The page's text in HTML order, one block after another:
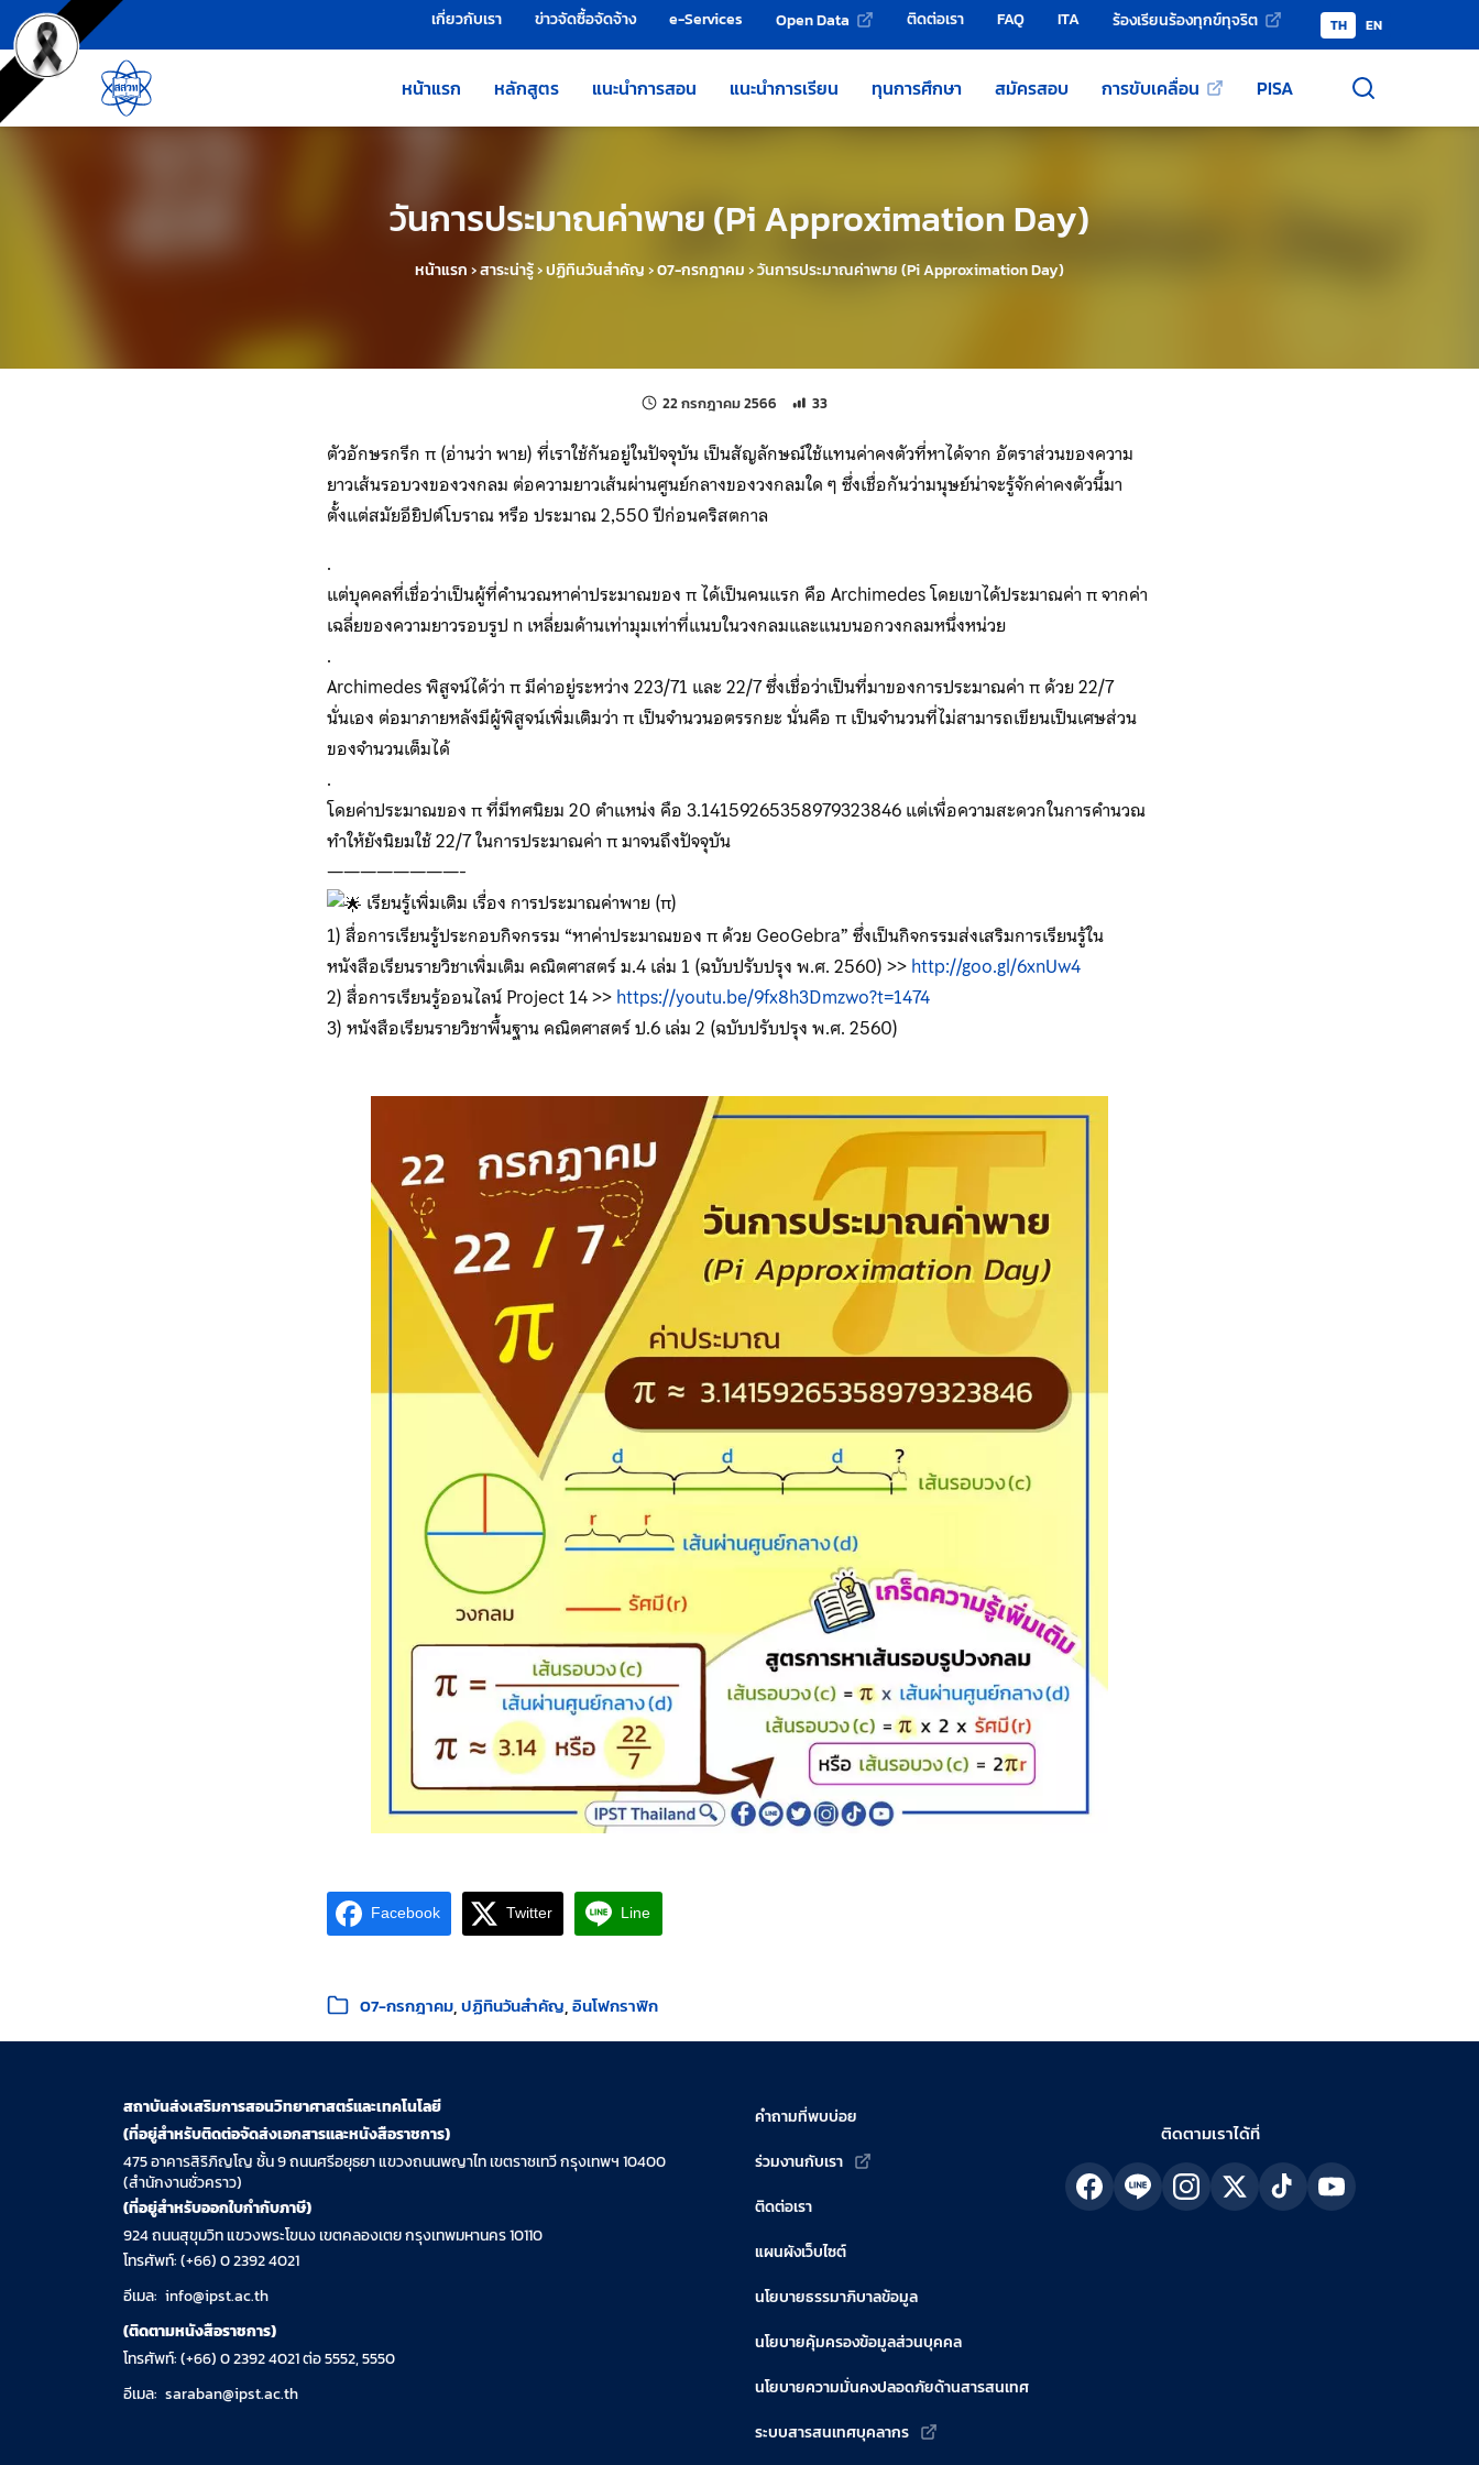
ข้ามไปยังเนื้อหาหลัก
เครื่องมือช่วยเหลือ เกี่ยวกับเรา ข่าวจัดซื้อจัดจ้าง e-Services Open Data ติดต่อเรา FAQ ITA ร้องเรียนร้องทุกข์ทุจริต TH EN
หน้าแรก หลักสูตร แนะนำการสอน แนะนำการเรียน ทุนการศึกษา สมัครสอบ การขับเคลื่อน PISA
วันการประมาณค่าพาย (Pi Approximation Day)
หน้าแรก›สาระน่ารู้›ปฏิทินวันสำคัญ›07-กรกฎาคม›วันการประมาณค่าพาย (Pi Approximation Day)
22 กรกฎาคม 2566 แก้ไขล่าสุดเมื่อ:
จำนวนการเข้าชม 33 ครั้ง
33
ตัวอักษรกรีก π (อ่านว่า พาย) ที่เราใช้กันอยู่ในปัจจุบัน เป็นสัญลักษณ์ใช้แทนค่าคงตัวที่หาได้จาก อัตราส่วนของความ
ยาวเส้นรอบวงของวงกลม ต่อความยาวเส้นผ่านศูนย์กลางของวงกลมใด ๆ ซึ่งเชื่อกันว่ามนุษย์น่าจะรู้จักค่าคงตัวนี้มา
ตั้งแต่สมัยอียิปต์โบราณ หรือ ประมาณ 2,550 ปีก่อนคริสตกาล
.
แต่บุคคลที่เชื่อว่าเป็นผู้ที่คำนวณหาค่าประมาณของ π ได้เป็นคนแรก คือ Archimedes โดยเขาได้ประมาณค่า π จากค่า
เฉลี่ยของความยาวรอบรูป n เหลี่ยมด้านเท่ามุมเท่าที่แนบในวงกลมและแนบนอกวงกลมหนึ่งหน่วย
.
Archimedes พิสูจน์ได้ว่า π มีค่าอยู่ระหว่าง 223/71 และ 22/7 ซึ่งเชื่อว่าเป็นที่มาของการประมาณค่า π ด้วย 22/7
นั่นเอง ต่อมาภายหลังมีผู้พิสูจน์เพิ่มเติมว่า π เป็นจำนวนอตรรกยะ นั่นคือ π เป็นจำนวนที่ไม่สามารถเขียนเป็นเศษส่วน
ของจำนวนเต็มได้
.
โดยค่าประมาณของ π ที่มีทศนิยม 20 ตำแหน่ง คือ 3.14159265358979323846 แต่เพื่อความสะดวกในการคำนวณ
ทำให้ยังนิยมใช้ 22/7 ในการประมาณค่า π มาจนถึงปัจจุบัน
————————-
เรียนรู้เพิ่มเติม เรื่อง การประมาณค่าพาย (π)
1) สื่อการเรียนรู้ประกอบกิจกรรม “หาค่าประมาณของ π ด้วย GeoGebra” ซึ่งเป็นกิจกรรมส่งเสริมการเรียนรู้ใน
หนังสือเรียนรายวิชาเพิ่มเติม คณิตศาสตร์ ม.4 เล่ม 1 (ฉบับปรับปรุง พ.ศ. 2560) >>http://goo.gl/6xnUw4
2) สื่อการเรียนรู้ออนไลน์ Project 14 >>https://youtu.be/9fx8h3Dmzwo?t=1474
3) หนังสือเรียนรายวิชาพื้นฐาน คณิตศาสตร์ ป.6 เล่ม 2 (ฉบับปรับปรุง พ.ศ. 2560)
Facebook Twitter Line
หมวดหมู่:
07-กรกฎาคม ปฏิทินวันสำคัญ อินโฟกราฟิก
สถาบันส่งเสริมการสอนวิทยาศาสตร์และเทคโนโลยี
(ที่อยู่สำหรับติดต่อจัดส่งเอกสารและหนังสือราชการ)
475 อาคารสิริภิญโญ ชั้น 9 ถนนศรีอยุธยา แขวงถนนพญาไท เขตราชเทวี กรุงเทพฯ 10400
(สำนักงานชั่วคราว)
(ที่อยู่สำหรับออกใบกำกับภาษี)
924 ถนนสุขุมวิท แขวงพระโขนง เขตคลองเตย กรุงเทพมหานคร 10110
โทรศัพท์: (+66) 0 2392 4021
อีเมล: info@ipst.ac.th
(ติดตามหนังสือราชการ)
โทรศัพท์: (+66) 0 2392 4021 ต่อ 5552, 5550
อีเมล: saraban@ipst.ac.th
คำถามที่พบบ่อย
ร่วมงานกับเรา
ติดต่อเรา
แผนผังเว็บไซต์
นโยบายธรรมาภิบาลข้อมูล
นโยบายคุ้มครองข้อมูลส่วนบุคคล
นโยบายความมั่นคงปลอดภัยด้านสารสนเทศ
ระบบสารสนเทศบุคลากร
ติดตามเราได้ที่